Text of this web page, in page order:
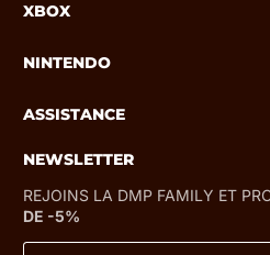
XBOX
NINTENDO
ASSISTANCE
NEWSLETTER
REJOINS LA DMP FAMILY ET
DE -5%